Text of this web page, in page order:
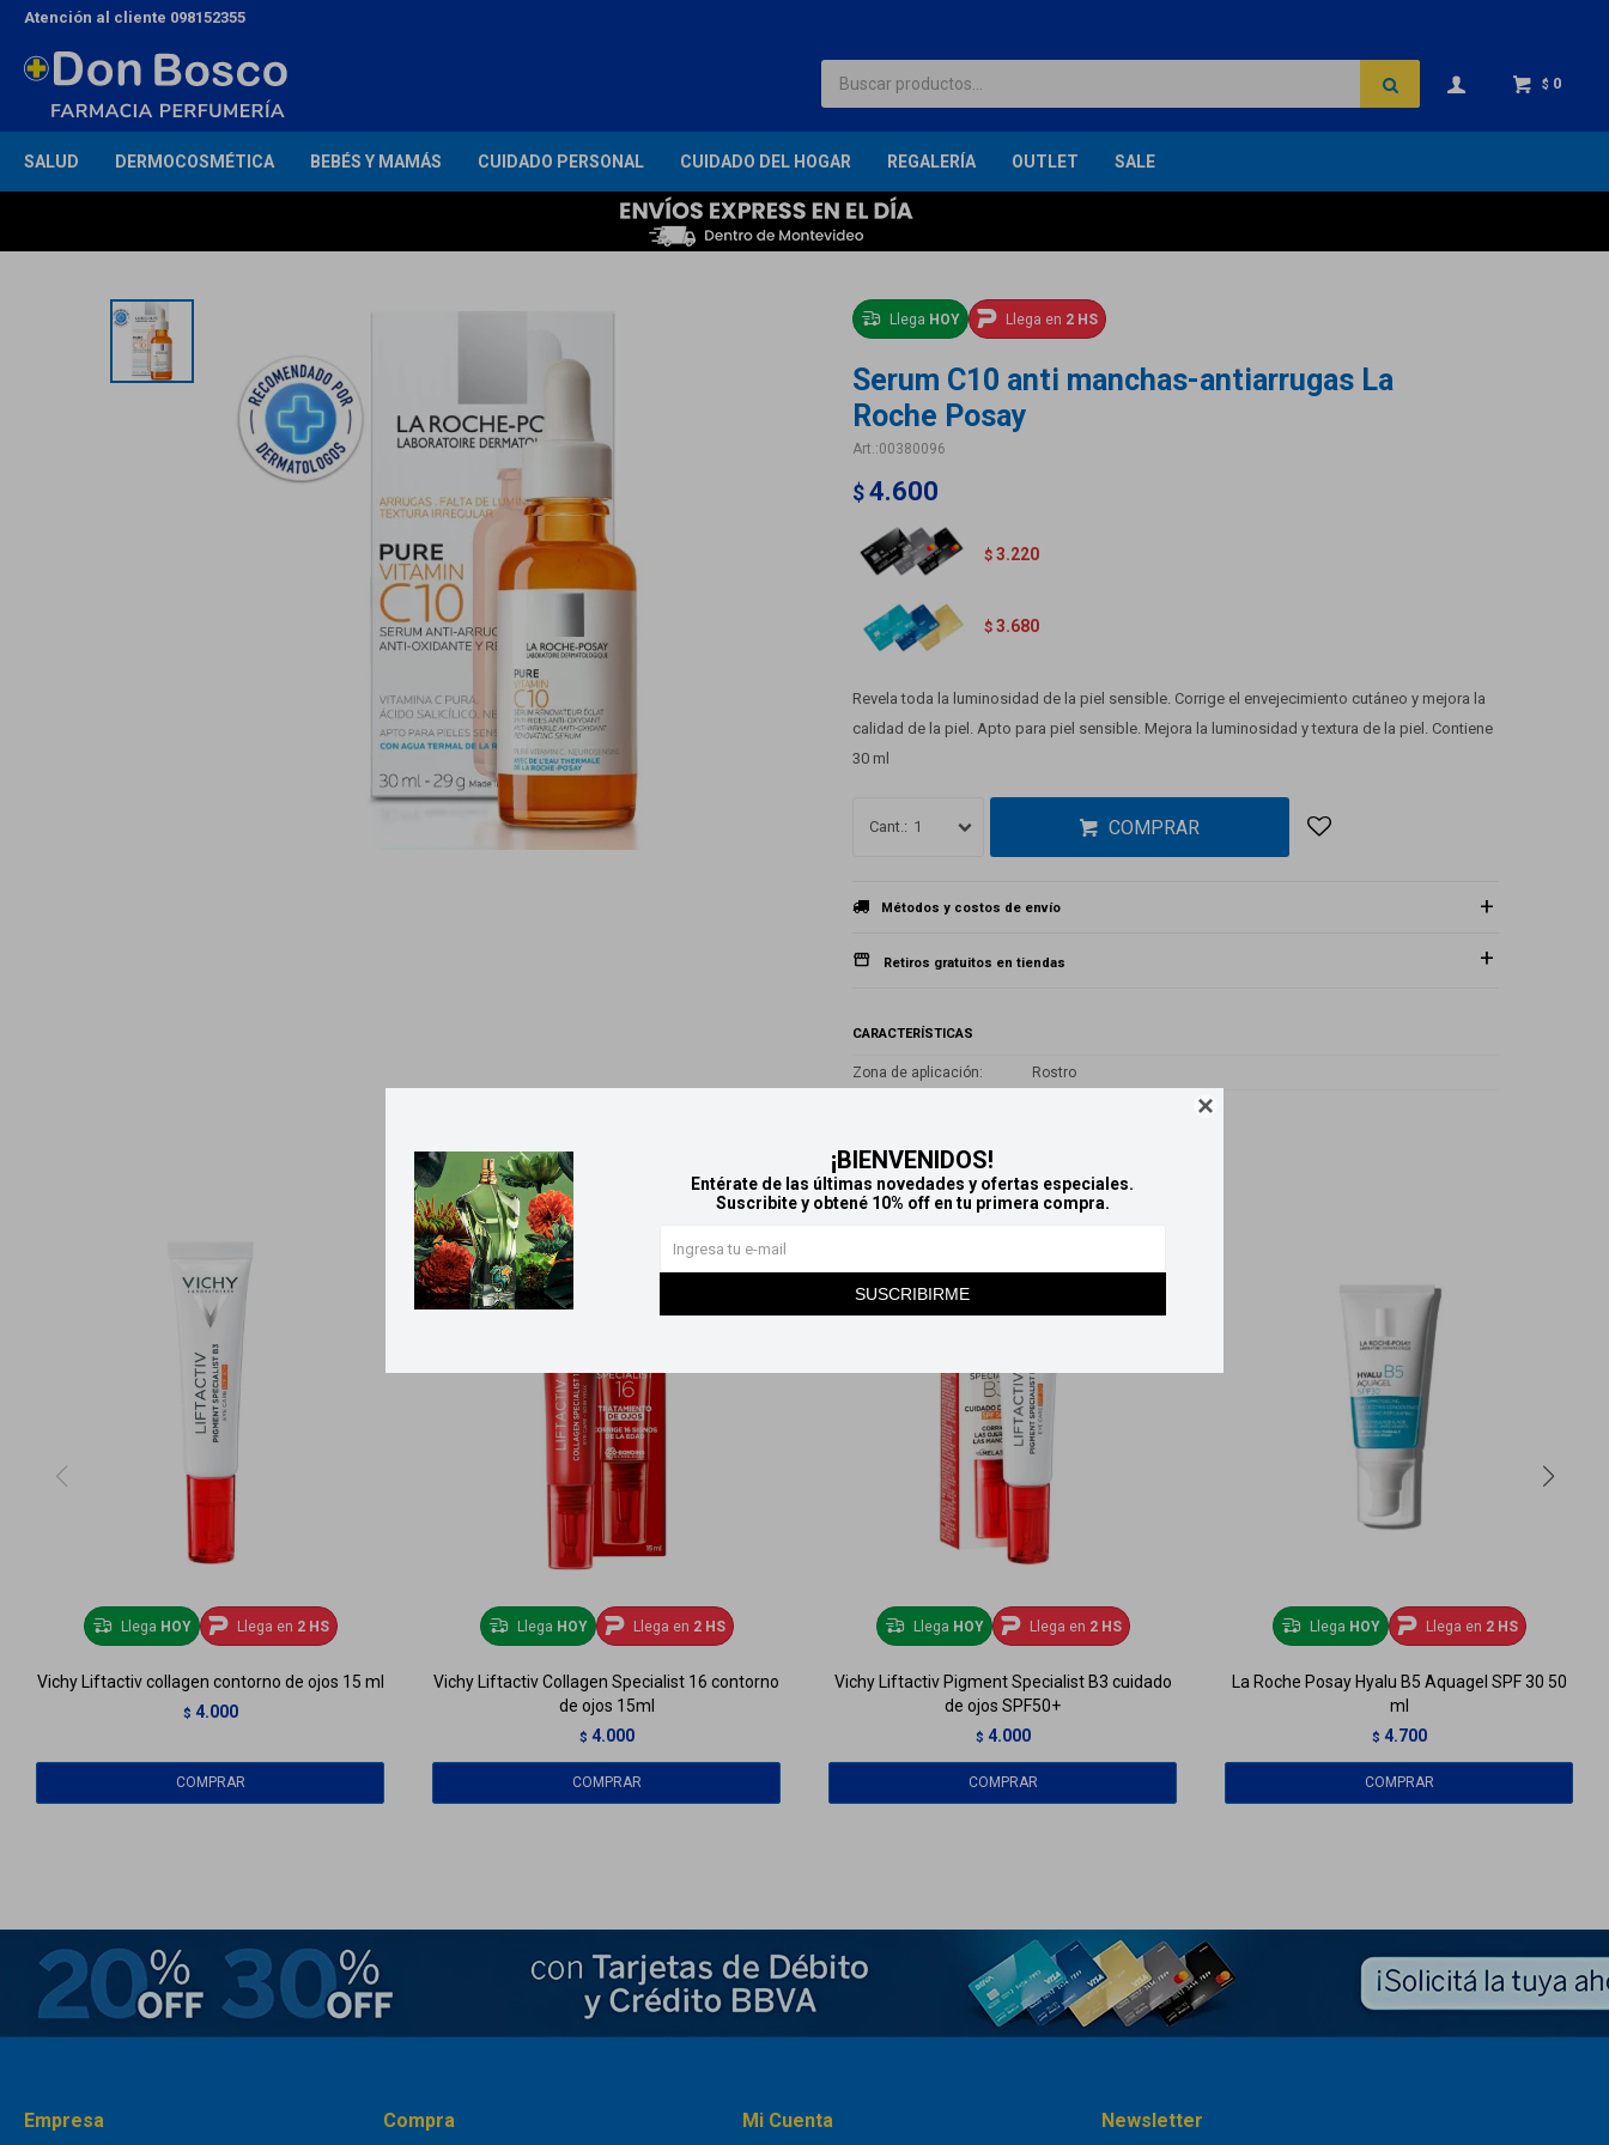

¡BIENVENIDOS!
Entérate de las últimas novedades y ofertas especiales.
Suscribite y obtené 10% off en tu primera compra.
SUSCRIBIRME
SALUD DERMOCOSMÉTICA BEBÉS Y MAMÁS CUIDADO PERSONAL CUIDADO DEL HOGAR REGALERÍA OUTLET SALE
$ 0
Atención al cliente 098152355
Llega HOY Llega en 2 HS
Serum C10 anti manchas-antiarrugas La
Roche Posay
00380096
$ 4.600
$ 3.220
$ 3.680
Revela toda la luminosidad de la piel sensible. Corrige el envejecimiento cutáneo y mejora la
calidad de la piel. Apto para piel sensible. Mejora la luminosidad y textura de la piel. Contiene
30 ml
1 COMPRAR
Métodos y costos de envío
Retiros gratuitos en tiendas
CARACTERÍSTICAS
Zona de aplicación Rostro
Llega HOY Llega en 2 HS
Vichy Liftactiv collagen contorno de ojos 15 ml
$ 4.000
Llega HOY Llega en 2 HS
Vichy Liftactiv Collagen Specialist 16 contorno
de ojos 15ml
$ 4.000
Llega HOY Llega en 2 HS
Vichy Liftactiv Pigment Specialist B3 cuidado
de ojos SPF50+
$ 4.000
Llega HOY Llega en 2 HS
La Roche Posay Hyalu B5 Aquagel SPF 30 50
ml
$ 4.700
Empresa Compra Mi Cuenta Newsletter